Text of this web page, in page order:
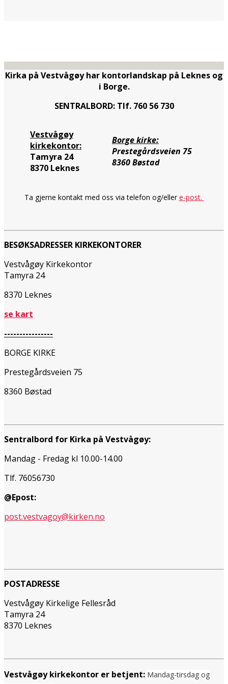
Kirka på Vestvågøy har kontorlandskap på Leknes og
i Borge.
SENTRALBORD: Tlf. 760 56 730
Vestvågøy
kirkekontor:
Tamyra 24
8370 Leknes
Borge kirke:
Prestegårdsveien 75
8360 Bøstad
Ta gjerne kontakt med oss via telefon og/ellere-post.
BESØKSADRESSER KIRKEKONTORER
Vestvågøy Kirkekontor
Tamyra 24
8370 Leknes
se kart
----------------
BORGE KIRKE
Prestegårdsveien 75
8360 Bøstad
Sentralbord for Kirka på Vestvågøy:
Mandag - Fredag kl 10.00-14.00
Tlf. 76056730
@Epost:
post.vestvagoy@kirken.no
POSTADRESSE
Vestvågøy Kirkelige Fellesråd
Tamyra 24
8370 Leknes
Vestvågøy kirkekontor er betjent: Mandag-tirsdag og